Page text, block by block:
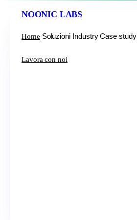
NOONIC LABS
Home Soluzioni Industry Case study
Lavora con noi